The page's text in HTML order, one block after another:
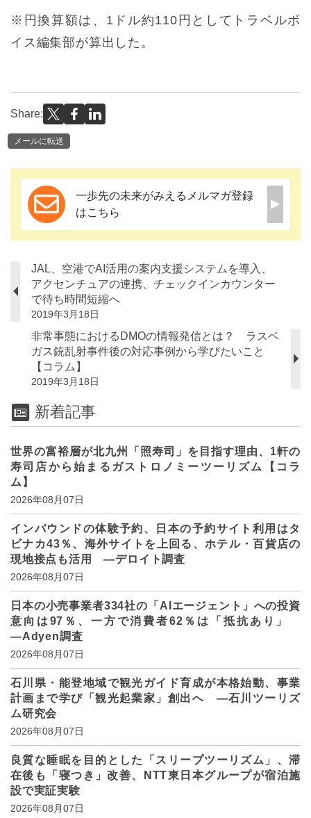
※円換算額は、1ドル約110円としてトラベルボ
イス編集部が算出した。
Share:
メールに転送
一歩先の未来がみえるメルマガ登録
はこちら
JAL、空港でAI活用の案内支援システムを導入、
アクセンチュアの連携、チェックインカウンター
で待ち時間短縮へ
2019年3月18日
非常事態におけるDMOの情報発信とは？ ラスベ
ガス銃乱射事件後の対応事例から学びたいこと
【コラム】
2019年3月18日
新着記事
世界の富裕層が北九州「照寿司」を目指す理由、1軒の
寿司店から始まるガストロノミーツーリズム【コラ
ム】
2026年08月07日
インバウンドの体験予約、日本の予約サイト利用はタ
ビナカ43％、海外サイトを上回る、ホテル・百貨店の
現地接点も活用 ―デロイト調査
2026年08月07日
日本の小売事業者334社の「AIエージェント」への投資
意向は97％、一方で消費者62％は「抵抗あり」
―Adyen調査
2026年08月07日
石川県・能登地域で観光ガイド育成が本格始動、事業
計画まで学び「観光起業家」創出へ ―石川ツーリズ
ム研究会
2026年08月07日
良質な睡眠を目的とした「スリープツーリズム」、滞
在後も「寝つき」改善、NTT東日本グループが宿泊施
設で実証実験
2026年08月07日